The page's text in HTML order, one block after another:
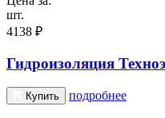
шт.
4138 ₽
Гидроизоляция
Купить подробнее